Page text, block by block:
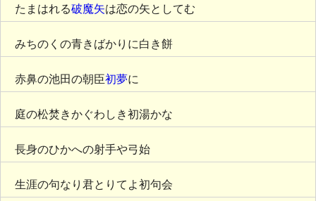
たまはれる破魔矢は恋の矢としてむ
みちのくの青きばかりに白き餅
赤鼻の池田の朝臣初夢に
庭の松焚きかぐわしき初湯かな
長身のひかへの射手や弓始
生涯の句なり君とりてよ初句会